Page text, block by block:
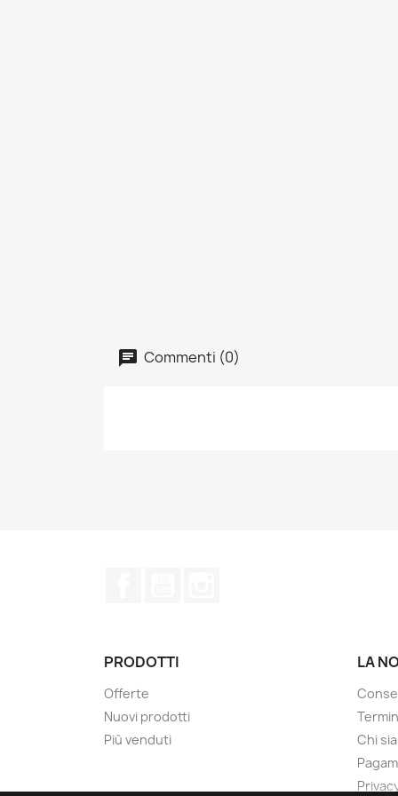
Commenti (0)
PRODOTTI
Offerte
Nuovi prodotti
Più venduti
LA
Chi